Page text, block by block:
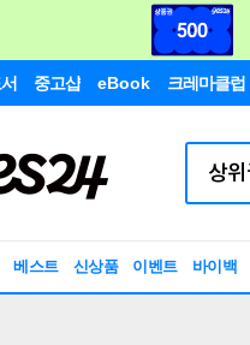
중고샵 eBook 크레마클럽
베스트 신상품 이벤트 바이백